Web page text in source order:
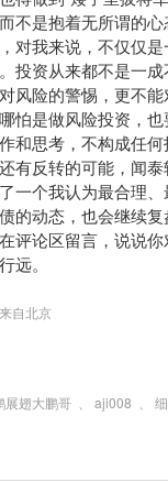
不是抱着无所谓的心
对我来说，不仅仅
投资从来都不是一
风险的警惕，更不
怕是做风险投资，也
和思考，不构成任
有反转的可能，闻
一个我认为最合理、
的动态，也会继续
评论区留言，说说
远。
自北京
展翅大鹏哥 aji008